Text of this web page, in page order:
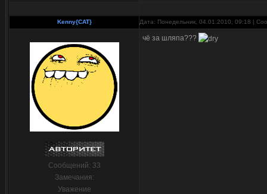
Kenny{CAT} Дата: Понедельник, 04.01.2010, 09:18 |
Сообщений: 33
Замечания:
Уважение
чё за шляпа???